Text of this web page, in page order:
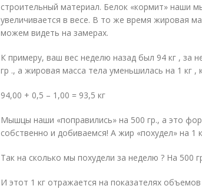
строительный материал. Белок «кормит» наши
увеличивается в весе. В то же время жировая
можем видеть на замерах.
К примеру, ваш вес неделю назад был 94 кг , за
гр ., а жировая масса тела уменьшилась на 1 кг ,
94,00 + 0,5 – 1,00 = 93,5 кг
Мышцы наши «поправились» на 500 гр., а это
собственно и добиваемся! А жир «похудел» на 1
Так на сколько мы похудели за неделю ? На 500
И этот 1 кг отражается на показателях